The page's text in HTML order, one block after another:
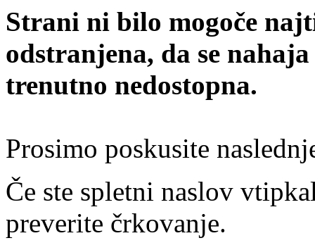
Strani ni bilo mogoče
odstranjena, da se
trenutno nedostopna.
Prosimo poskusite
Če ste spletni naslov
preverite črkovanje.